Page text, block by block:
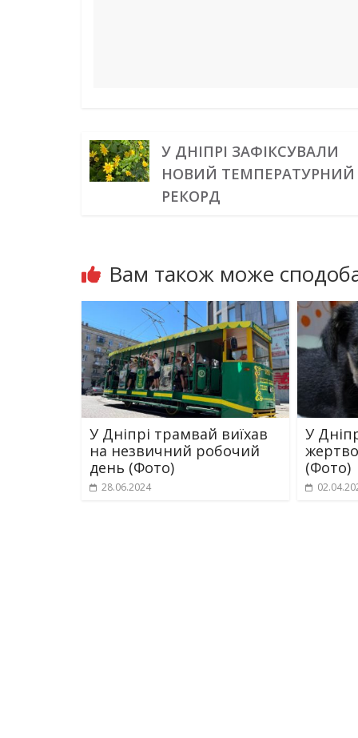
У ДНІПРІ ЗАФІКСУВАЛИ
НОВИЙ ТЕМПЕРАТУРНИЙ
РЕКОРД
Вам також може
У Дніпрі трамвай виїхав
на незвичний робочий
день (Фото)
28.06.2024
У
(Фото)